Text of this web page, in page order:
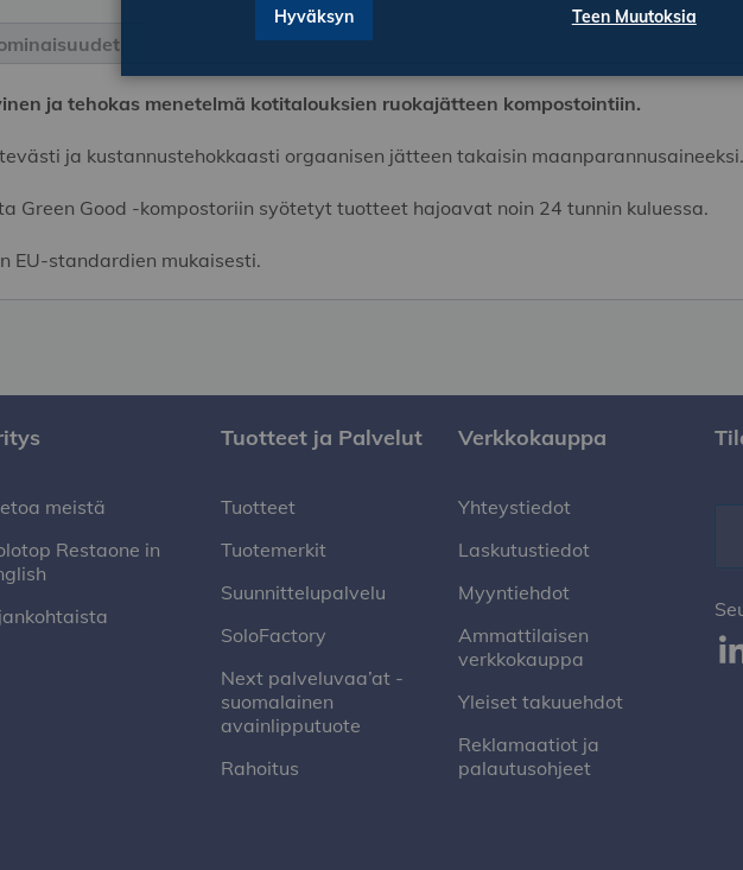
ja tehokas menetelmä kotitalouksien ruokajätteen kompostointiin.
ja kustannustehokkaasti orgaanisen jätteen takaisin maanparannusaineeksi.
Green Good -kompostoriin syötetyt tuotteet hajoavat noin 24 tunnin kuluessa.
EU-standardien mukaisesti.
meistä
Restaone in
Tuotteet ja Palvelut
Tuotteet
Tuotemerkit
Suunnittelupalvelu
SoloFactory
Next palveluvaa’at -
suomalainen
avainlipputuote
Rahoitus
Verkkokauppa
Yhteystiedot
Laskutustiedot
Myyntiehdot
Ammattilaisen
verkkokauppa
Yleiset takuuehdot
Reklamaatiot ja
palautusohjeet
Hyväksyn Teen Muutoksia